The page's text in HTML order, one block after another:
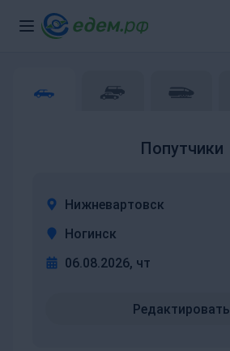
Попутчики
Нижневартовск
Ногинск
06.08.2026, чт
Редактировать